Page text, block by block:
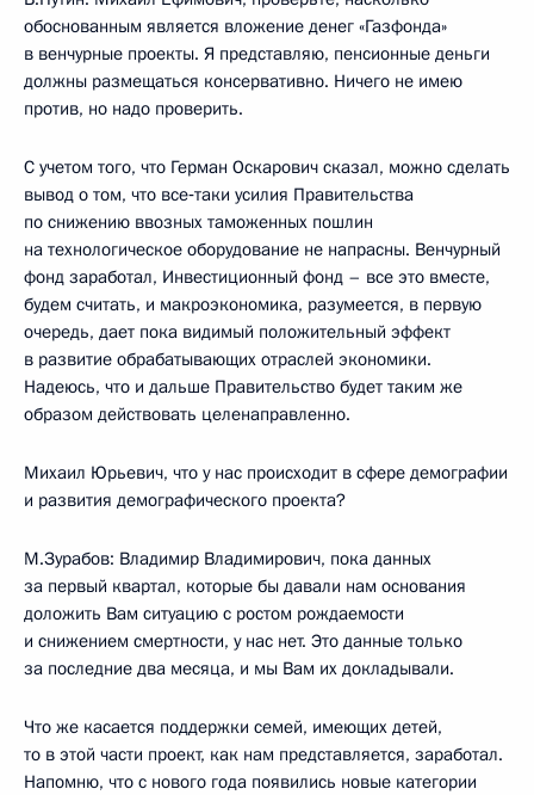
обоснованным является вложение денег «Газфонда»
в венчурные проекты. Я представляю, пенсионные деньги
должны размещаться консервативно. Ничего не имею
против, но надо проверить.
С учетом того, что Герман Оскарович сказал, можно сделать
вывод о том, что все‑таки усилия Правительства
по снижению ввозных таможенных пошлин
на технологическое оборудование не напрасны. Венчурный
фонд заработал, Инвестиционный фонд – все это вместе,
будем считать, и макроэкономика, разумеется, в первую
очередь, дает пока видимый положительный эффект
в развитие обрабатывающих отраслей экономики.
Надеюсь, что и дальше Правительство будет таким же
образом действовать целенаправленно.
Михаил Юрьевич, что у нас происходит в сфере демографии
и развития демографического проекта?
М.Зурабов: Владимир Владимирович, пока данных
за первый квартал, которые бы давали нам основания
доложить Вам ситуацию с ростом рождаемости
и снижением смертности, у нас нет. Это данные только
за последние два месяца, и мы Вам их докладывали.
Что же касается поддержки семей, имеющих детей,
то в этой части проект, как нам представляется, заработал.
Напомню, что с нового года появились новые категории